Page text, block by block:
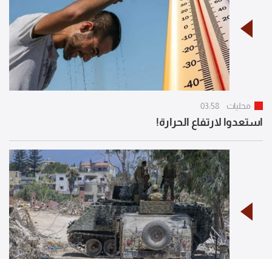
محليات 03:58
استعدوا لارتفاع الحرارة!